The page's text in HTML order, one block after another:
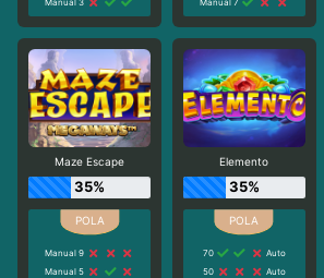
Maze Escape
35%
Manual 9
Manual 5
Elemento
35%
70
Auto
50
Auto